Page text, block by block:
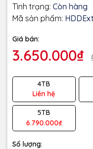
Tình trạng: Còn hàng
Mã sản phẩm:
Giá bán:
3.650.000₫
4TB
Liên hệ
5TB
6.790.000₫
Số lượng: